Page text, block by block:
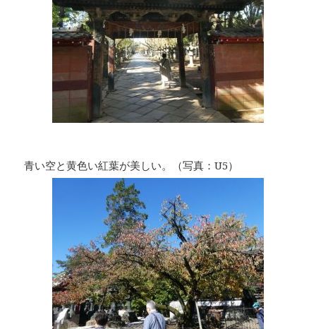
青い空と黄色い紅葉が美しい。（写真：U5）